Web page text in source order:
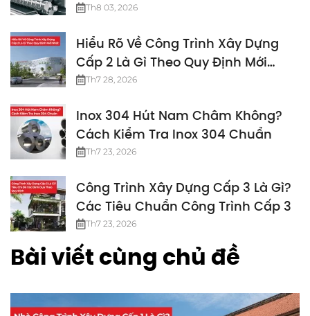
Th8 03, 2026
Hiểu Rõ Về Công Trình Xây Dựng
Cấp 2 Là Gì Theo Quy Định Mới
Nhất
Th7 28, 2026
Inox 304 Hút Nam Châm Không?
Cách Kiểm Tra Inox 304 Chuẩn
Th7 23, 2026
Công Trình Xây Dựng Cấp 3 Là Gì?
Các Tiêu Chuẩn Công Trình Cấp 3
Th7 23, 2026
Bài viết cùng chủ đề